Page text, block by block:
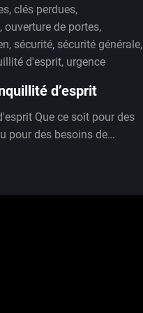
, clés perdues,
, ouverture de portes,
, sécurité, sécurité générale,
d'esprit, urgence
d’esprit
Que ce soit pour des
pour des besoins de…